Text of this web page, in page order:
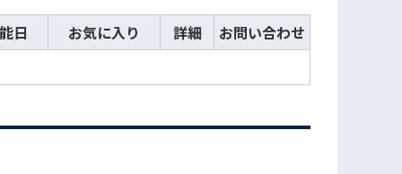
日 お気に入り 詳細
お問い合わせ